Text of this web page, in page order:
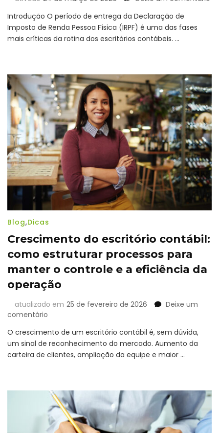
é
e
Introdução O período de entrega da Declaração de
Imposto de Renda Pessoa Física (IRPF) é uma das fases
mais críticas da rotina dos escritórios contábeis. …
Blog,Dicas
Crescimento do escritório contábil:
como estruturar processos para
manter o controle e a eficiência da
operação
atualizado em 25 de fevereiro de 2026
Deixe um
comentário
do
escritório
contábil:
para
manter
o
controle
O crescimento de um escritório contábil é, sem dúvida,
um sinal de reconhecimento do mercado. Aumento da
carteira de clientes, ampliação da equipe e maior …